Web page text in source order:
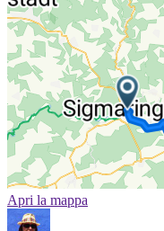
Apri la mappa